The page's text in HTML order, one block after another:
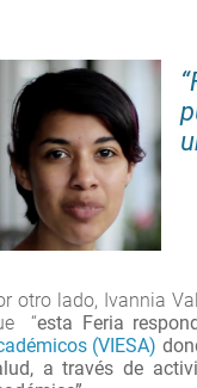
otro lado, Ivannia
“esta Feria
(VIESA)
a través de